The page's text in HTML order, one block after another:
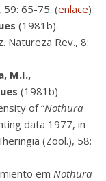
59: 65-75. (enlace)
(1981b).
Natureza Rev., 8:
M.I.,
(1981b).
of “Nothura
data 1977, in
(Zool.), 58:
em Nothura